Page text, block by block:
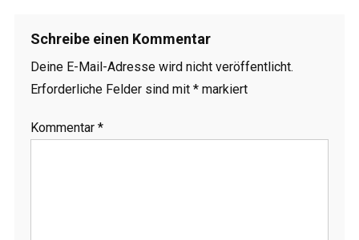
Schreibe einen Kommentar
Deine E-Mail-Adresse wird nicht veröffentlicht.
Erforderliche Felder sind mit *markiert
Kommentar *